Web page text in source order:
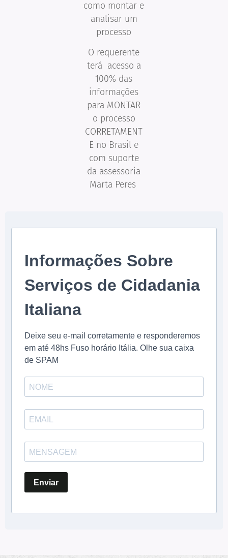
como montar e
analisar um
processo
O requerente
terá acesso a
100% das
informações
para MONTAR
o processo
CORRETAMENT
E no Brasil e
com suporte
da assessoria
Marta Peres
Informações Sobre
Serviços de Cidadania
Italiana
Deixe seu e-mail corretamente e responderemos
em até 48hs Fuso horário Itália. Olhe sua caixa
de SPAM
Enviar